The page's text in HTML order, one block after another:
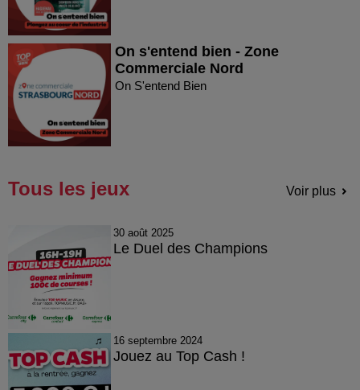
On s'entend bien - Zone
Commerciale Nord
On S'entend Bien
Tous les jeux Voir plus
30 août 2025
Le Duel des Champions
16 septembre 2024
Jouez au Top Cash !